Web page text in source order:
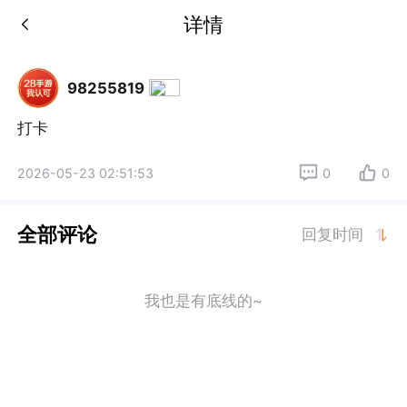
详情
98255819
打卡
2026-05-23 02:51:53 0 0
全部评论 回复时间
我也是有底线的~